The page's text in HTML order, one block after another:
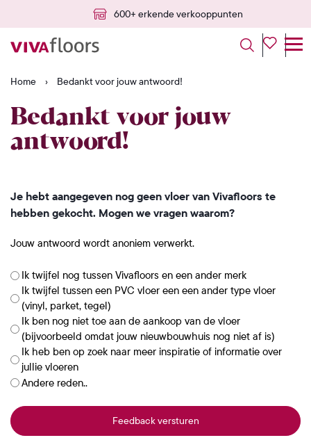
600+ erkende verkooppunten
Home › Bedankt voor jouw antwoord!
Bedankt voor jouw
antwoord!
Je hebt aangegeven nog geen vloer van Vivafloors te
hebben gekocht. Mogen we vragen waarom?
Jouw antwoord wordt anoniem verwerkt.
Ik twijfel nog tussen Vivafloors en een ander merk
Ik twijfel tussen een PVC vloer een een ander type vloer
(vinyl, parket, tegel)
Ik ben nog niet toe aan de aankoop van de vloer
(bijvoorbeeld omdat jouw nieuwbouwhuis nog niet af is)
Ik heb ben op zoek naar meer inspiratie of informatie over
jullie vloeren
Andere reden..